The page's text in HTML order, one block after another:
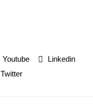
Youtube
Linkedin
Twitter